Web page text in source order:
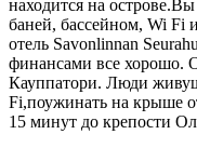
находится на
баней, бассейном, Wi Fi
отель Savonlinnan
финансами все хорошо.
Кауппатори. Люди
Fi,поужинать на крыше
15 минут до крепости